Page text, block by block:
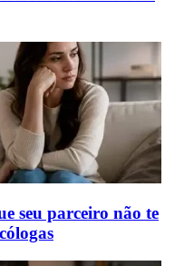
seu parceiro não te